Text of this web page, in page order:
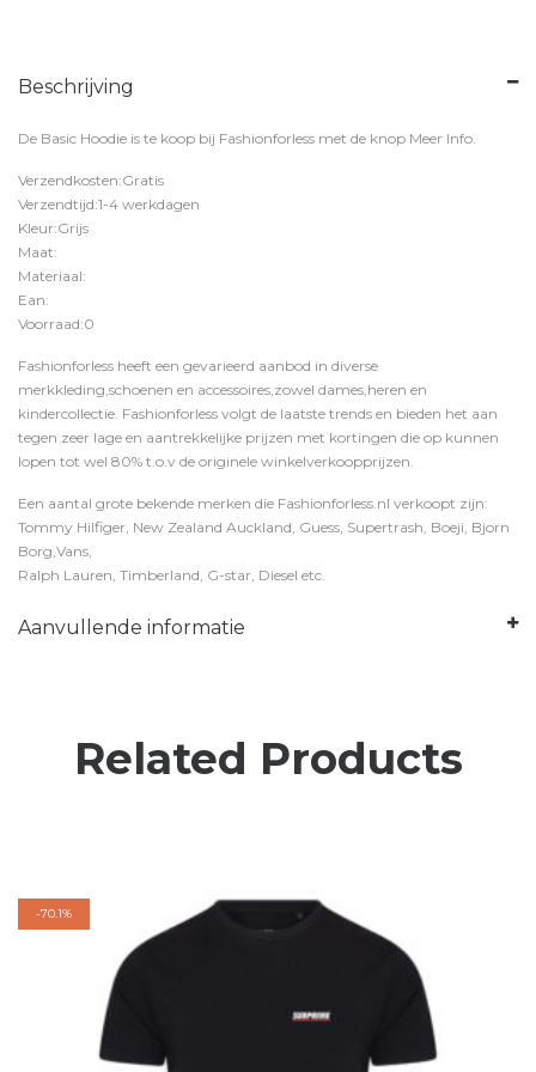
Beschrijving
De Basic Hoodie is te koop bij Fashionforless met de knop Meer Info.
Verzendkosten:Gratis
Verzendtijd:1-4 werkdagen
Kleur:Grijs
Maat:
Materiaal:
Ean:
Voorraad:0
Fashionforless heeft een gevarieerd aanbod in diverse
merkkleding,schoenen en accessoires,zowel dames,heren en
kindercollectie. Fashionforless volgt de laatste trends en bieden het aan
tegen zeer lage en aantrekkelijke prijzen met kortingen die op kunnen
lopen tot wel 80% t.o.v de originele winkelverkoopprijzen.
Een aantal grote bekende merken die Fashionforless.nl verkoopt zijn:
Tommy Hilfiger, New Zealand Auckland, Guess, Supertrash, Boeji, Bjorn
Borg,Vans,
Ralph Lauren, Timberland, G-star, Diesel etc.
Aanvullende informatie
Related Products
-70.1%